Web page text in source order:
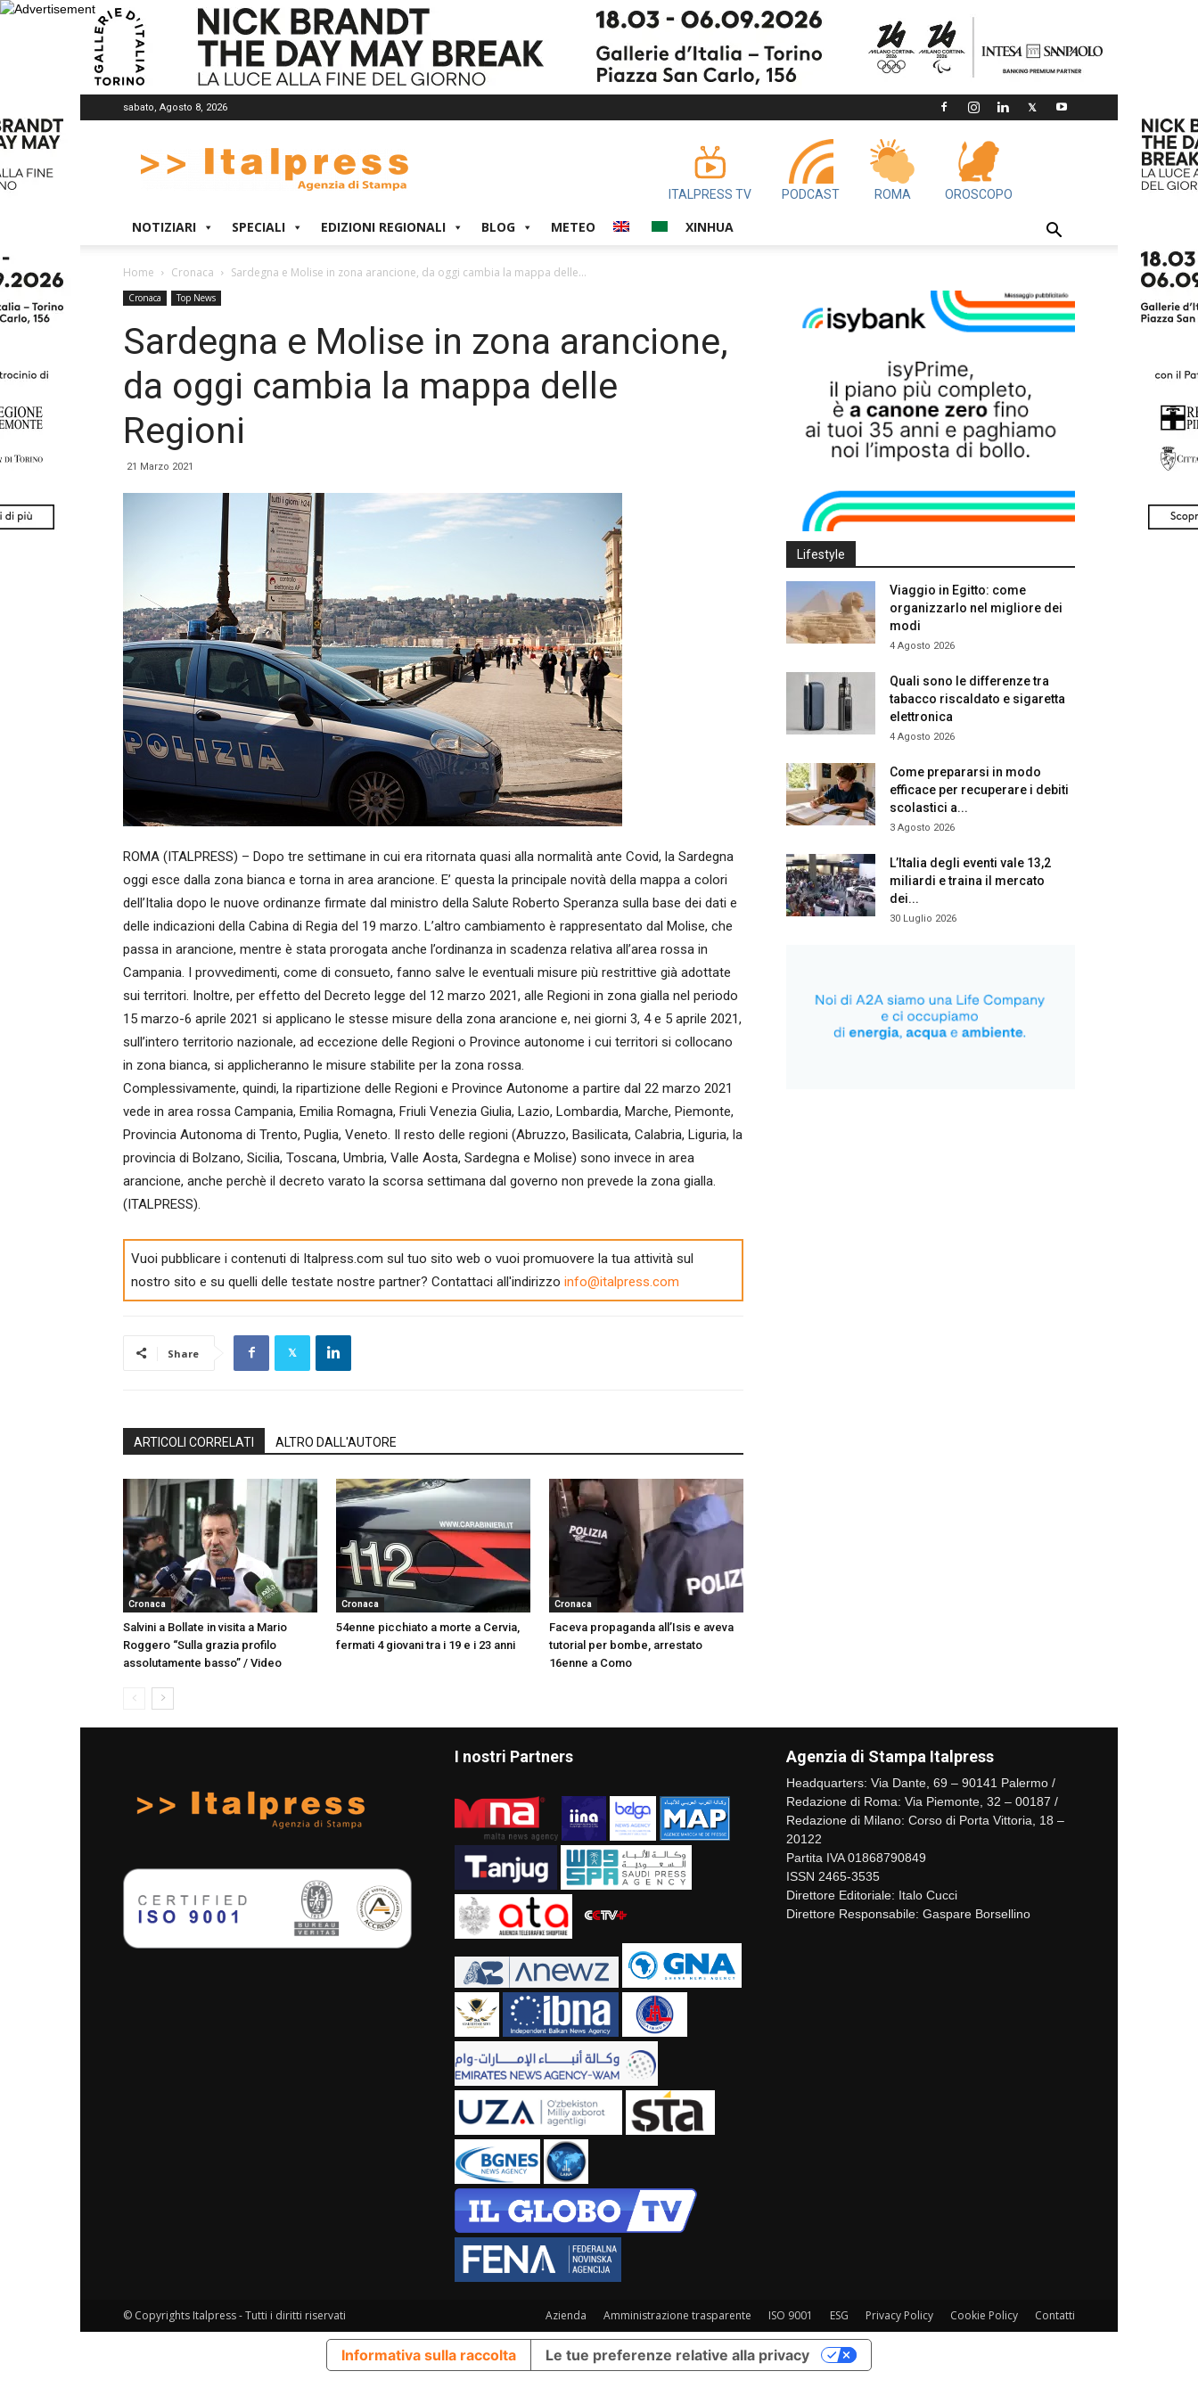
sabato, Agosto 8, 2026
ITALPRESS TV PODCAST ROMA OROSCOPO
NOTIZIARI SPECIALI EDIZIONI REGIONALI BLOG METEO XINHUA
Home Cronaca Sardegna e Molise in zona arancione, da oggi cambia la mappa delle...
Cronaca Top News
Sardegna e Molise in zona arancione,
da oggi cambia la mappa delle
Regioni
21 Marzo 2021
ROMA (ITALPRESS) – Dopo tre settimane in cui era ritornata quasi alla normalità ante Covid, la Sardegna
oggi esce dalla zona bianca e torna in area arancione. E’ questa la principale novità della mappa a colori
dell’Italia dopo le nuove ordinanze firmate dal ministro della Salute Roberto Speranza sulla base dei dati e
delle indicazioni della Cabina di Regia del 19 marzo. L’altro cambiamento è rappresentato dal Molise, che
passa in arancione, mentre è stata prorogata anche l’ordinanza in scadenza relativa all’area rossa in
Campania. I provvedimenti, come di consueto, fanno salve le eventuali misure più restrittive già adottate
sui territori. Inoltre, per effetto del Decreto legge del 12 marzo 2021, alle Regioni in zona gialla nel periodo
15 marzo-6 aprile 2021 si applicano le stesse misure della zona arancione e, nei giorni 3, 4 e 5 aprile 2021,
sull’intero territorio nazionale, ad eccezione delle Regioni o Province autonome i cui territori si collocano
in zona bianca, si applicheranno le misure stabilite per la zona rossa.
Complessivamente, quindi, la ripartizione delle Regioni e Province Autonome a partire dal 22 marzo 2021
vede in area rossa Campania, Emilia Romagna, Friuli Venezia Giulia, Lazio, Lombardia, Marche, Piemonte,
Provincia Autonoma di Trento, Puglia, Veneto. Il resto delle regioni (Abruzzo, Basilicata, Calabria, Liguria, la
provincia di Bolzano, Sicilia, Toscana, Umbria, Valle Aosta, Sardegna e Molise) sono invece in area
arancione, anche perchè il decreto varato la scorsa settimana dal governo non prevede la zona gialla.
(ITALPRESS).
Vuoi pubblicare i contenuti di Italpress.com sul tuo sito web o vuoi promuovere la tua attività sul
nostro sito e su quelli delle testate nostre partner? Contattaci all'indirizzo info@italpress.com
Share
ARTICOLI CORRELATI ALTRO DALL'AUTORE
Cronaca
Salvini a Bollate in visita a Mario
Roggero “Sulla grazia profilo
assolutamente basso” / Video
Cronaca
54enne picchiato a morte a Cervia,
fermati 4 giovani tra i 19 e i 23 anni
Cronaca
Faceva propaganda all’Isis e aveva
tutorial per bombe, arrestato
16enne a Como
Lifestyle
Viaggio in Egitto: come
organizzarlo nel migliore dei
modi
4 Agosto 2026
Quali sono le differenze tra
tabacco riscaldato e sigaretta
elettronica
4 Agosto 2026
Come prepararsi in modo
efficace per recuperare i debiti
scolastici a...
3 Agosto 2026
L’Italia degli eventi vale 13,2
miliardi e traina il mercato
dei...
30 Luglio 2026
I nostri Partners Agenzia di Stampa Italpress
Headquarters: Via Dante, 69 – 90141 Palermo /
Redazione di Roma: Via Piemonte, 32 – 00187 /
Redazione di Milano: Corso di Porta Vittoria, 18 –
20122
Partita IVA 01868790849
ISSN 2465-3535
Direttore Editoriale: Italo Cucci
Direttore Responsabile: Gaspare Borsellino
Azienda Amministrazione trasparente ISO 9001 ESG Privacy Policy Cookie Policy Contatti
© Copyrights Italpress - Tutti i diritti riservati
Informativa sulla raccolta Le tue preferenze relative alla privacy